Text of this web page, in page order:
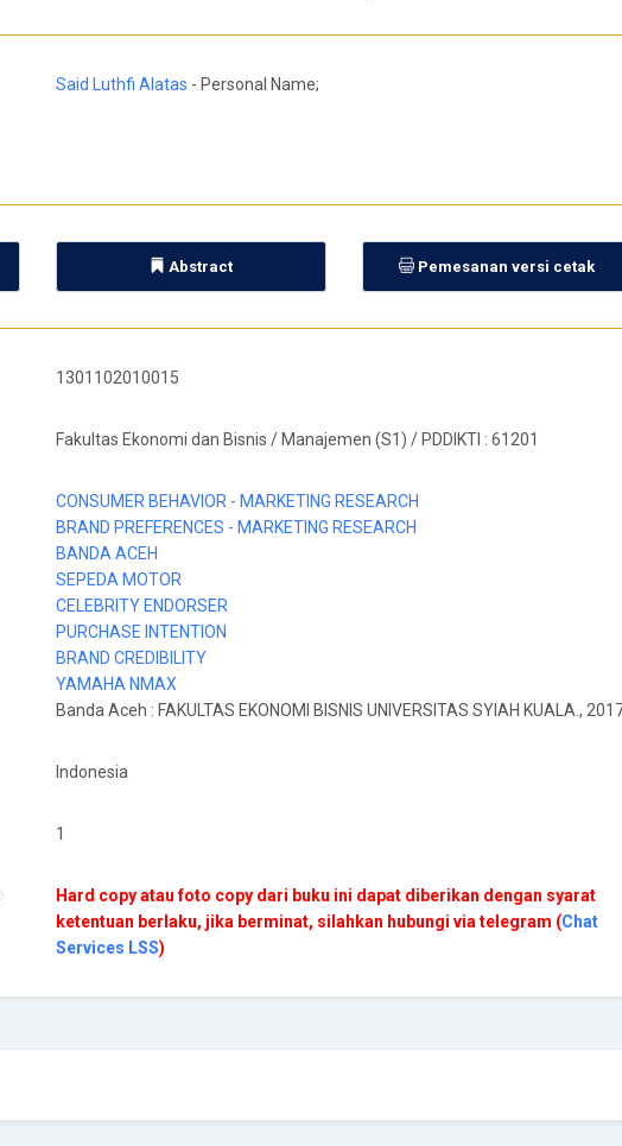
Said Luthfi Alatas - Personal Name;
Abstract Pemesanan versi cetak
1301102010015
Fakultas Ekonomi dan Bisnis / Manajemen (S1) / PDDIKTI : 61201
CONSUMER BEHAVIOR - MARKETING RESEARCH
BRAND PREFERENCES - MARKETING RESEARCH
BANDA ACEH
SEPEDA MOTOR
CELEBRITY ENDORSER
PURCHASE INTENTION
BRAND CREDIBILITY
YAMAHA NMAX
Banda Aceh : FAKULTAS EKONOMI BISNIS UNIVERSITAS SYIAH KUALA .,
Indonesia
1
Hard copy atau foto copy dari buku ini dapat diberikan dengan syarat
ketentuan berlaku, jika berminat, silahkan hubungi via telegram (Chat
Services LSS)